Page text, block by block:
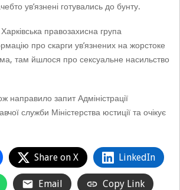
ув’язнені готувались до бунту.
правозахисна група
про скарги ув’язнених на жорстоке
там йшлося про сексуальне насильство
направило запит Адміністрації
служби Міністерства юстиції та очікує
Share on X LinkedIn
Email Copy Link